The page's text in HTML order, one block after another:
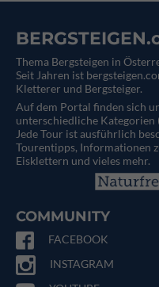
Thema Bergsteigen in
Seit Jahren ist
Kletterer und Bergsteiger.
Auf dem Portal finden sich
unterschiedliche Kategorien
Jede Tour ist ausführlich
Tourentipps, Informationen
Eisklettern und vieles mehr.
COMMUNITY
FACEBOOK
INSTAGRAM